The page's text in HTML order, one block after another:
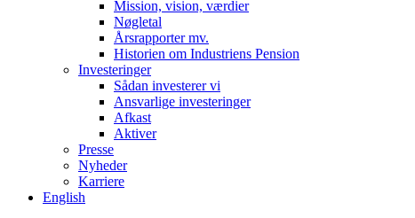
Mission, vision, værdier
Nøgletal
Årsrapporter mv.
Historien om Industriens Pension
Investeringer
Sådan investerer vi
Ansvarlige investeringer
Afkast
Aktiver
Presse
Nyheder
Karriere
English